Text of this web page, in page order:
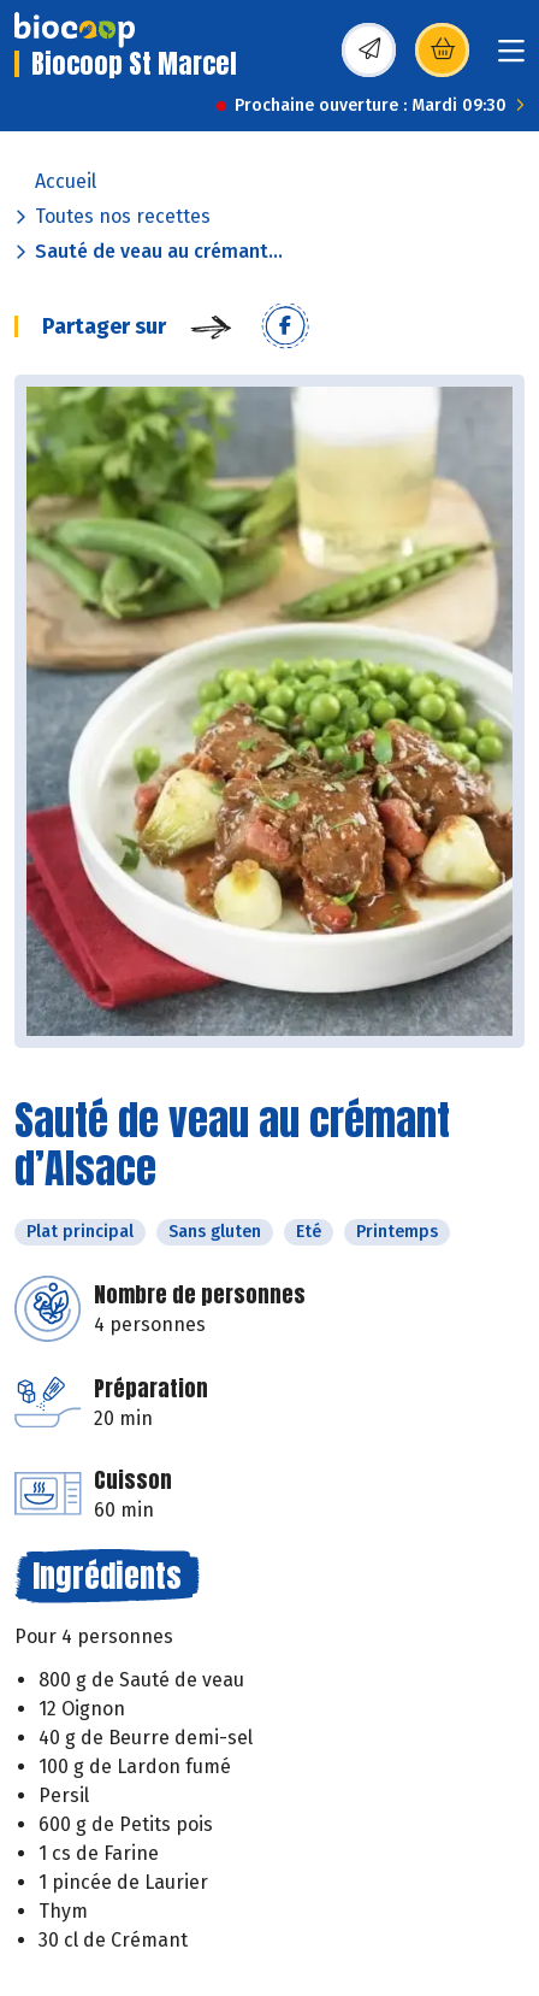
Biocoop St Marcel (s’ouvre dans une
Prochaine ouverture : Mardi 09:30
Accueil
Toutes nos recettes
Sauté de veau au crémant...
Partager sur
Sauté de veau au crémant
d’Alsace
Plat principal Sans gluten Eté Printemps
Nombre de personnes
4 personnes
Préparation
20 min
Cuisson
60 min
Ingrédients
Pour 4 personnes
800 g de Sauté de veau
12 Oignon
40 g de Beurre demi-sel
100 g de Lardon fumé
Persil
600 g de Petits pois
1 cs de Farine
1 pincée de Laurier
Thym
30 cl de Crémant